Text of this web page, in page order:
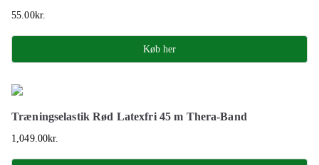
55.00kr.
Køb her
Træningselastik Rød Latexfri 45 m Thera-Band
1,049.00kr.